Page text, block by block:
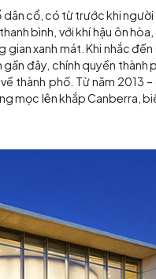
ngữ thổ dân cổ, có từ
vẻ thanh bình,
với không gian xanh
năm gần đây,